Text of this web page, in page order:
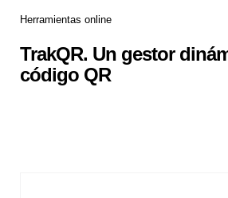
Herramientas online
TrakQR. Un gestor
código QR